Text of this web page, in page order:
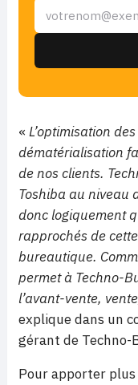
« L’optimisation
dématérialisation
de nos clients.
Toshiba au niveau
donc logiquement
rapprochés de
bureautique.
permet à Techno-
l’avant-vente,
explique dans un
gérant de Techno-
Pour apporter